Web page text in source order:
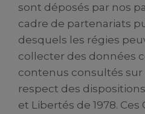
sont déposés par nos
cadre de partenariats
desquels les régies
collecter des données
contenus consultés sur
respect des
et Libertés de 1978.